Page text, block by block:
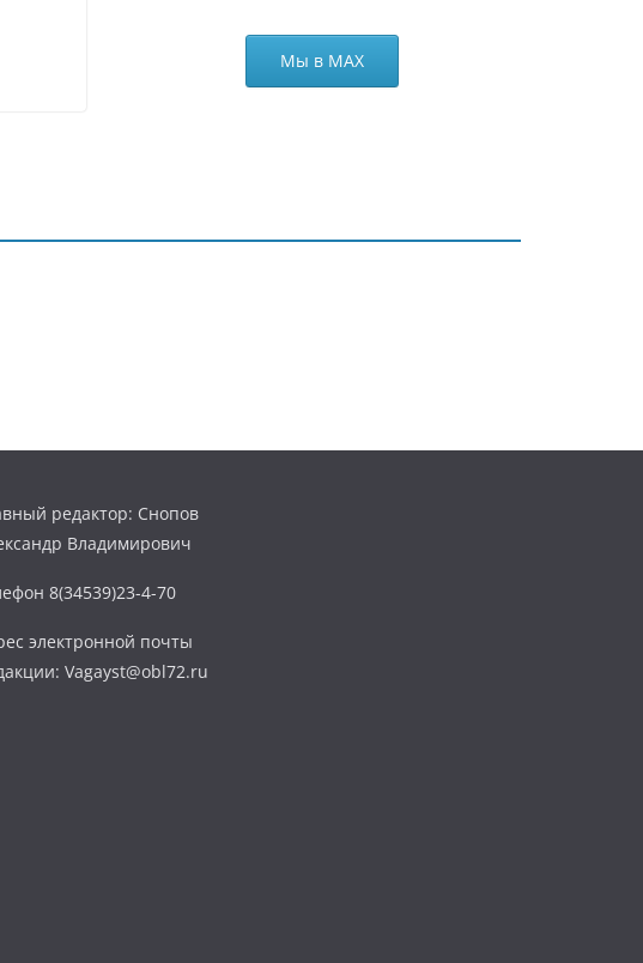
Мы в МАХ
редактор: Снопов
Владимирович
8(34539)23-4-70
электронной почты
Vagayst@obl72.ru